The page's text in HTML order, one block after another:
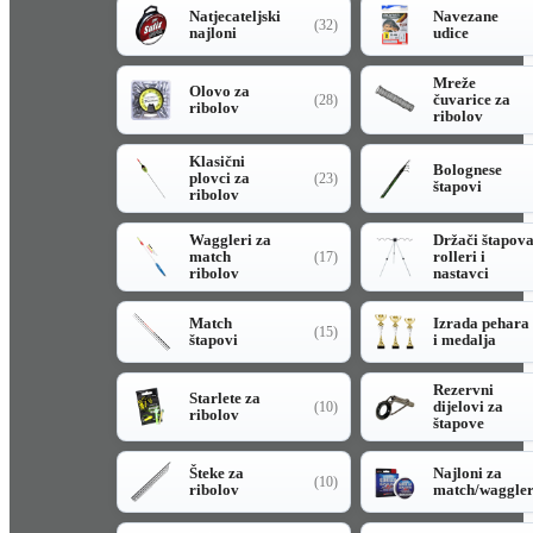
Natjecateljski
najloni
(32)
Navezane
udice
Olovo za
ribolov
(28)
Mreže
čuvarice za
ribolov
Klasični
plovci za
ribolov
(23)
Bolognese
štapovi
Waggleri za
match
ribolov
(17)
Držači štapova
rolleri i
nastavci
Match
štapovi
(15)
Izrada pehara
i medalja
Starlete za
ribolov
(10)
Rezervni
dijelovi za
štapove
Šteke za
ribolov
(10)
Najloni za
match/waggler